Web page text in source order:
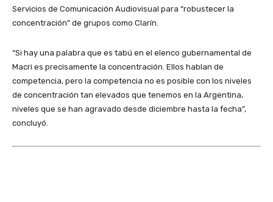
Servicios de Comunicación Audiovisual para “robustecer la
concentración” de grupos como Clarín.
“Si hay una palabra que es tabú en el elenco gubernamental de
Macri es precisamente la concentración. Ellos hablan de
competencia, pero la competencia no es posible con los niveles
de concentración tan elevados que tenemos en la Argentina,
niveles que se han agravado desde diciembre hasta la fecha”,
concluyó.